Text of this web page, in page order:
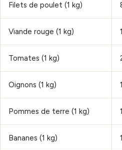
Filets de poulet (1 kg)
Viande rouge (1 kg)
Tomates (1 kg)
Oignons (1 kg)
Pommes de terre (1 kg)
Bananes (1 kg)